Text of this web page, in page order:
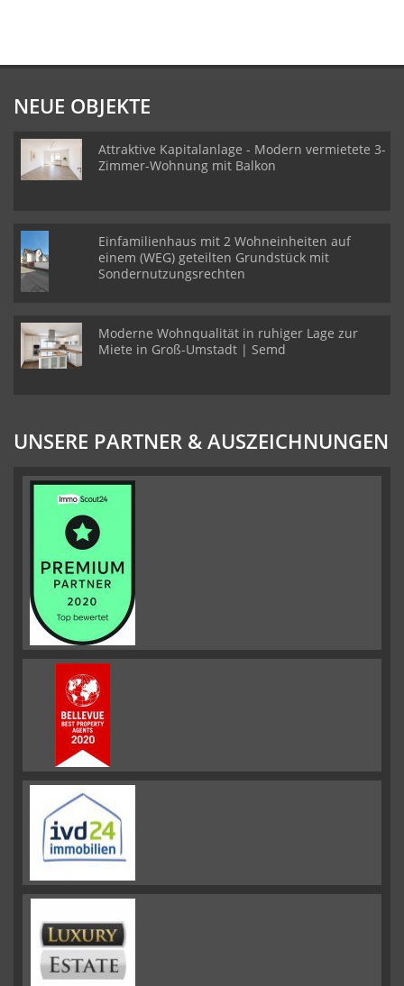
NEUE OBJEKTE
Attraktive Kapitalanlage - Modern vermietete 3-
Zimmer-Wohnung mit Balkon
Einfamilienhaus mit 2 Wohneinheiten auf
einem (WEG) geteilten Grundstück mit
Sondernutzungsrechten
Moderne Wohnqualität in ruhiger Lage zur
Miete in Groß-Umstadt | Semd
UNSERE PARTNER & AUSZEICHNUNGEN